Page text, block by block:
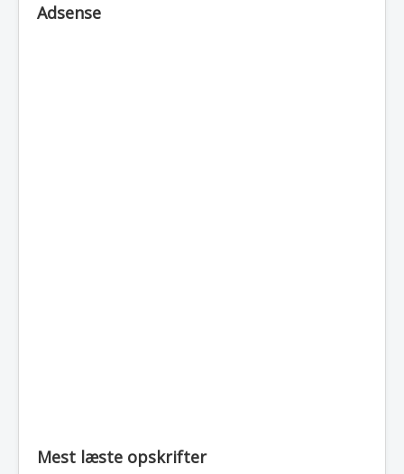
Adsense
Mest læste opskrifter